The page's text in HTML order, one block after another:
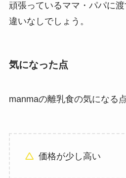
頑張っているママ・パパに
違いなしでしょう。
気になった点
manmaの離乳食の気になる
価格が少し高い